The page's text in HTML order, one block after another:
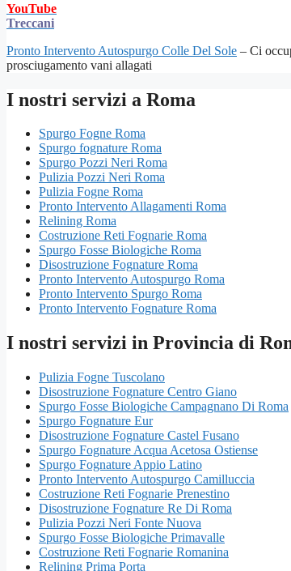
YouTube
Treccani
Pronto Intervento Autospurgo Colle Del Sole – Ci
prosciugamento vani allagati
I nostri servizi a Roma
Spurgo Fogne Roma
Spurgo fognature Roma
Spurgo Pozzi Neri Roma
Pulizia Pozzi Neri Roma
Pulizia Fogne Roma
Pronto Intervento Allagamenti Roma
Relining Roma
Costruzione Reti Fognarie Roma
Spurgo Fosse Biologiche Roma
Disostruzione Fognature Roma
Pronto Intervento Autospurgo Roma
Pronto Intervento Spurgo Roma
Pronto Intervento Fognature Roma
I nostri servizi in Provincia di
Pulizia Fogne Tuscolano
Disostruzione Fognature Centro Giano
Spurgo Fosse Biologiche Campagnano Di Roma
Spurgo Fognature Eur
Disostruzione Fognature Castel Fusano
Spurgo Fognature Acqua Acetosa Ostiense
Spurgo Fognature Appio Latino
Pronto Intervento Autospurgo Camilluccia
Costruzione Reti Fognarie Prenestino
Disostruzione Fognature Re Di Roma
Pulizia Pozzi Neri Fonte Nuova
Spurgo Fosse Biologiche Primavalle
Costruzione Reti Fognarie Romanina
Relining Prima Porta